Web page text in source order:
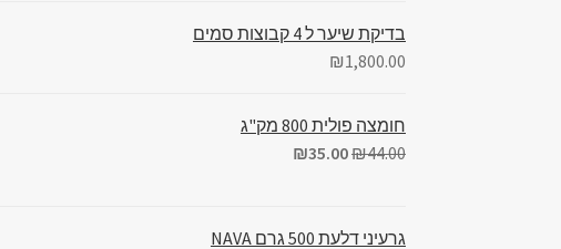
בדיקת שיער ל 4 קבוצות סמים
₪1,800.00
חומצה פולית 800 מק"ג
₪44.00
₪35.00
גרעיני דלעת 500 גרם NAVA